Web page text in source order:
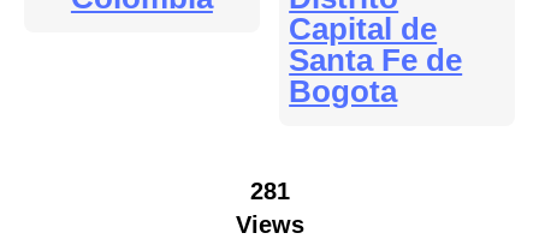
Capital de
Santa Fe de
Bogota
281
Views